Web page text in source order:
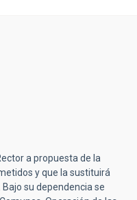
a propuesta de la
y que la sustituirá
su dependencia se